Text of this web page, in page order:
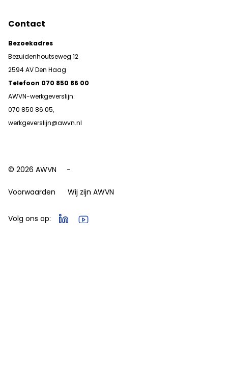
Contact
Bezoekadres
Bezuidenhoutseweg 12
2594 AV Den Haag
Telefoon 070 850 86 00
AWVN-werkgeverslijn:
070 850 86 05,
werkgeverslijn@awvn.nl
© 2026 AWVN
Voorwaarden Wij zijn AWVN
Volg ons op: